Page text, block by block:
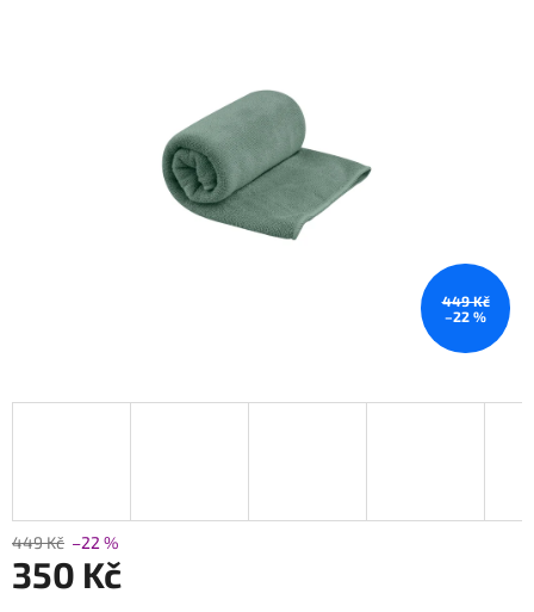
449 Kč
–22 %
449 Kč –22 %
350 Kč